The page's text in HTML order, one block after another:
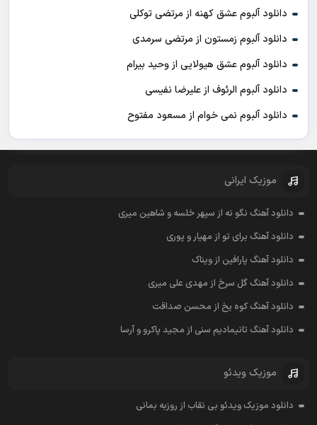
دانلود آلبوم عشق کهنه از مرتضی توکلی
دانلود آلبوم زمستون از مرتضی سرمدی
دانلود آلبوم عشق هیولایی از وحید بیرام
دانلود آلبوم الرئوف از علیرضا نفیسی
دانلود آلبوم نمی خوام از مسعود مفتوح
موزیک ایرانی
دانلود آهنگ نگو نه از سپهر خلسه و شاهین میری
دانلود آهنگ برای تو از مهیار و پوری
دانلود آهنگ پارافین از ویناک
دانلود آهنگ گل سرخ از مهدی علی میری
دانلود آهنگ کوه یخ از محسن صداقت
دانلود آهنگ تانیمادیم سنی از مجید پاکرو و آرسا
موزیک ویدئو
دانلود موزیک ویدئو بی نقاب از روزبه بمانی